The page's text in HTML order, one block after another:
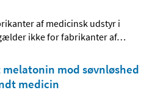
af medicinsk udstyr i
ikke for fabrikanter af…
mod søvnløshed
medicin